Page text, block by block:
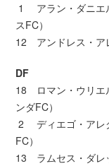
1 アラン・ダニエ
スFC）
12 アンドレス・ア
DF
18 ロマン・ウリエ
ンダFC）
2 ディエゴ・アレ
FC）
13 ラムセス・ダレ